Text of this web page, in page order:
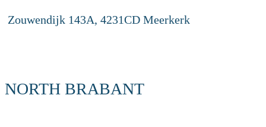
Zouwendijk 143A, 4231CD Meerkerk
NORTH BRABANT